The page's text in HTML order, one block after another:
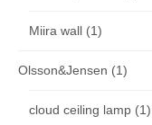
Miira wall (1)
Olsson&Jensen (1)
cloud ceiling lamp (1)